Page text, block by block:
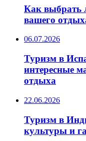
Как выбрать
вашего
06.07.2026
Туризм в
интересные
отдыха
22.06.2026
Туризм в
культуры и